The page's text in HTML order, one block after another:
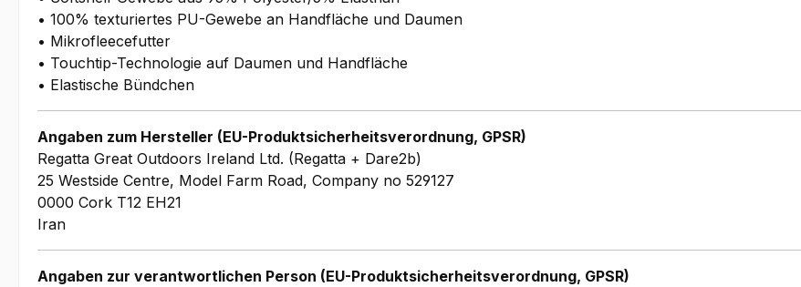
• 100% texturiertes PU-Gewebe an Handfläche und Daumen
• Mikrofleecefutter
• Touchtip-Technologie auf Daumen und Handfläche
• Elastische Bündchen
Angaben zum Hersteller (EU-Produktsicherheitsverordnung, GPSR)
Regatta Great Outdoors Ireland Ltd. (Regatta + Dare2b)
25 Westside Centre, Model Farm Road, Company no 529127
0000 Cork T12 EH21
Iran
Angaben zur verantwortlichen Person (EU-Produktsicherheitsverordnung, GPSR)